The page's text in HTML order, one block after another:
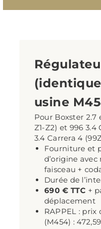
usine
Pour Boxster 2.7
Z1-Z2) et 996 3.4
3.4 Carrera 4
Fourniture et
d’origine
faisceau +
Durée de
690 € TTC +
déplacement
RAPPEL : prix
(M454) :